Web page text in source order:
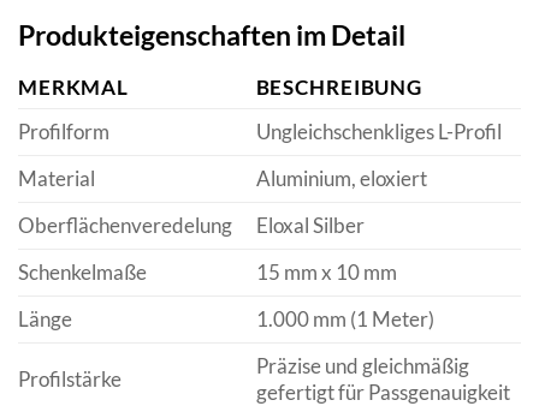
Produkteigenschaften im Detail
MERKMAL
BESCHREIBUNG
Profilform
Ungleichschenkliges L-Profil
Material
Aluminium, eloxiert
Oberflächenveredelung
Eloxal Silber
Schenkelmaße
15 mm x 10 mm
Länge
1.000 mm (1 Meter)
Profilstärke
Präzise und gleichmäßig
gefertigt für Passgenauigkeit